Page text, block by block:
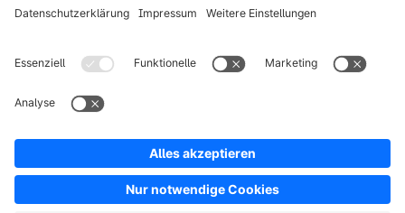
Partner
Entwickler
Ressourcen